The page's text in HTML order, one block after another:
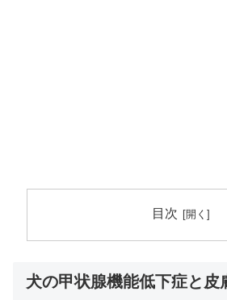
目次
犬の甲状腺機能低下症と皮